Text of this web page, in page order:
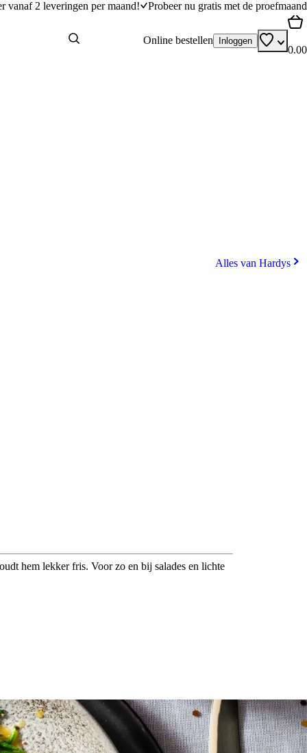
vanaf 2 leveringen per maand! Probeer nu gratis met de proefmaand
Online bestellen Inloggen
0.00
Alles van Hardys
hem lekker fris. Voor zo en bij salades en lichte